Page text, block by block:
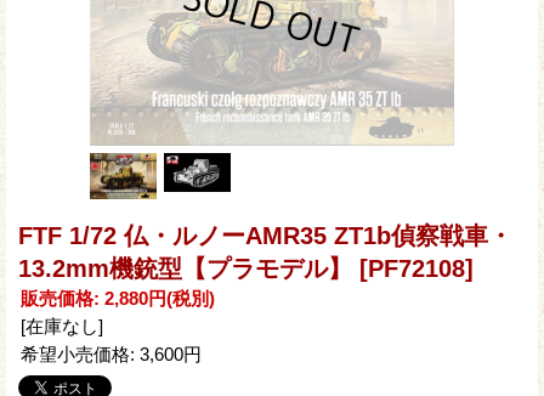
FTF 1/72 仏・ルノーAMR35 ZT1b偵察戦車・
13.2mm機銃型【プラモデル】 [PF72108]
販売価格: 2,880円(税別)
[在庫なし]
希望小売価格: 3,600円